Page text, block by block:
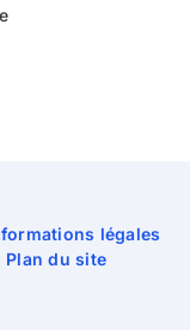
légales
Plan du site